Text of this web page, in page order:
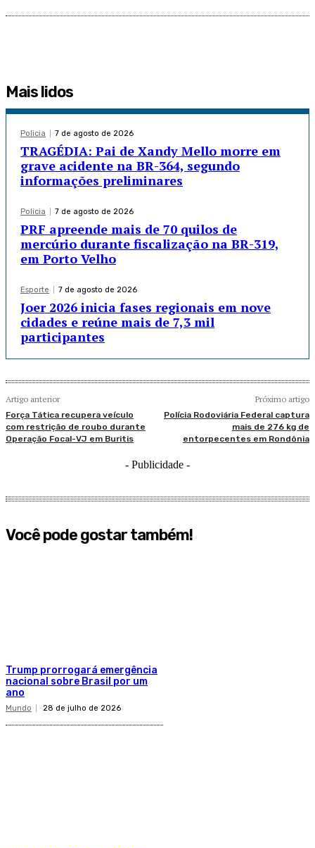
Mais lidos
Policia 7 de agosto de 2026
TRAGÉDIA: Pai de Xandy Mello morre em
grave acidente na BR-364, segundo
informações preliminares
Policia 7 de agosto de 2026
PRF apreende mais de 70 quilos de
mercúrio durante fiscalização na BR-319,
em Porto Velho
Esporte 7 de agosto de 2026
Joer 2026 inicia fases regionais em nove
cidades e reúne mais de 7,3 mil
participantes
Artigo anterior
Força Tática recupera veículo
com restrição de roubo durante
Operação Focal-VJ em Buritis
Próximo artigo
Polícia Rodoviária Federal captura
mais de 276 kg de
entorpecentes em Rondônia
- Publicidade -
Você pode gostar também!
Trump prorrogará emergência
nacional sobre Brasil por um
ano
Mundo 28 de julho de 2026